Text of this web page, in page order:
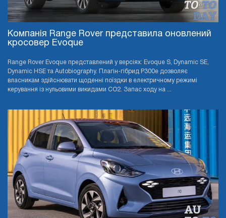
Компанія Range Rover представила оновлений
кросовер Evoque
Range Rover Evoque представлений у версіях: Evoque S, Dynamic SE,
Dynamic HSE та Autobiography. Плагін-гібрид P300e дозволяє
власникам здійснювати щоденні поїздки в електричному режимі
керування із нульовими викидами CO2. Запас ходу на ...